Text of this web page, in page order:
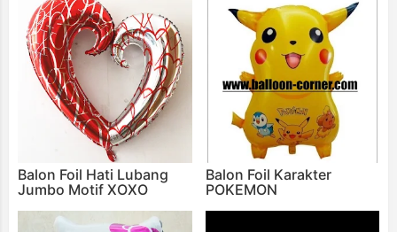
Balon Foil Hati Lubang
Jumbo Motif XOXO
Balon Foil Karakter
POKEMON